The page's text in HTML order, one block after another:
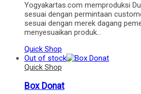
Yogyakartas.com memproduksi
sesuai dengan permintaan
sesuai dengan merek dagang
menyesuaikan produk…
Quick Shop
Out of stock
Quick Shop
Box Donat